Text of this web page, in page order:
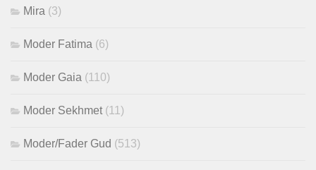
Mira (3)
Moder Fatima (6)
Moder Gaia (110)
Moder Sekhmet (11)
Moder/Fader Gud (513)